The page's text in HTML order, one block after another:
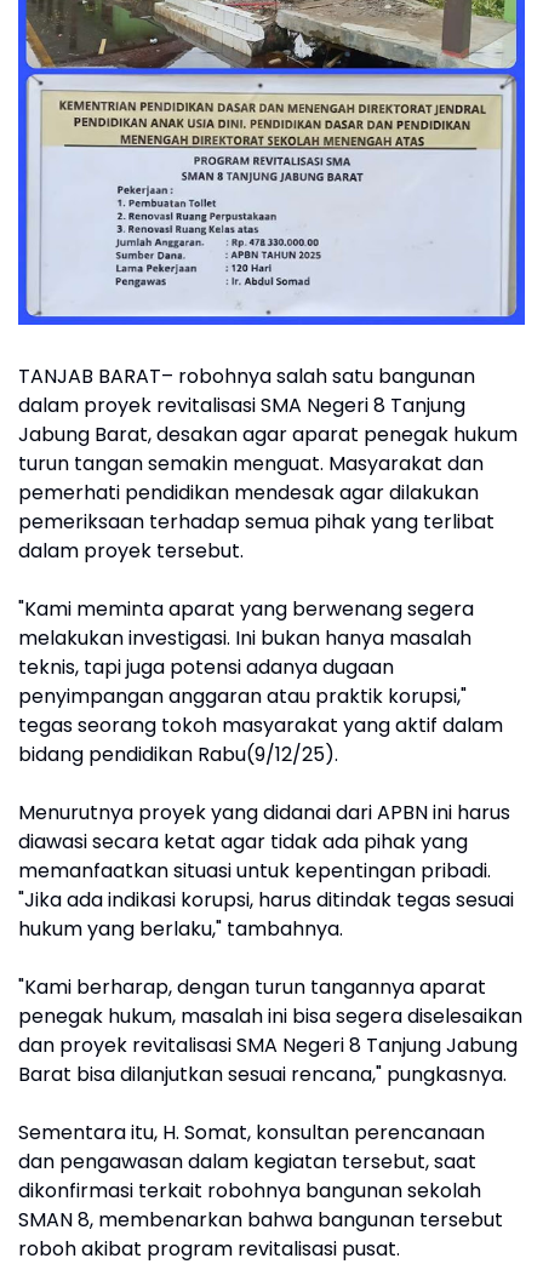
TANJAB BARAT– robohnya salah satu bangunan
dalam proyek revitalisasi SMA Negeri 8 Tanjung
Jabung Barat, desakan agar aparat penegak hukum
turun tangan semakin menguat. Masyarakat dan
pemerhati pendidikan mendesak agar dilakukan
pemeriksaan terhadap semua pihak yang terlibat
dalam proyek tersebut.
"Kami meminta aparat yang berwenang segera
melakukan investigasi. Ini bukan hanya masalah
teknis, tapi juga potensi adanya dugaan
penyimpangan anggaran atau praktik korupsi,"
tegas seorang tokoh masyarakat yang aktif dalam
bidang pendidikan Rabu(9/12/25).
Menurutnya proyek yang didanai dari APBN ini harus
diawasi secara ketat agar tidak ada pihak yang
memanfaatkan situasi untuk kepentingan pribadi.
"Jika ada indikasi korupsi, harus ditindak tegas sesuai
hukum yang berlaku," tambahnya.
"Kami berharap, dengan turun tangannya aparat
penegak hukum, masalah ini bisa segera diselesaikan
dan proyek revitalisasi SMA Negeri 8 Tanjung Jabung
Barat bisa dilanjutkan sesuai rencana," pungkasnya.
Sementara itu, H. Somat, konsultan perencanaan
dan pengawasan dalam kegiatan tersebut, saat
dikonfirmasi terkait robohnya bangunan sekolah
SMAN 8, membenarkan bahwa bangunan tersebut
roboh akibat program revitalisasi pusat.